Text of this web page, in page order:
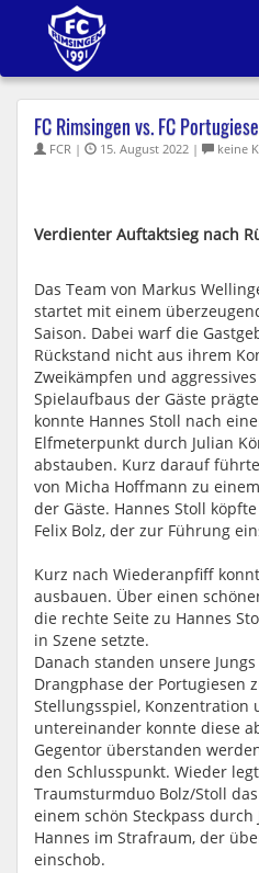
FC Rimsingen vs. FC
FCR | 15. August 2022 | keine
Verdienter Auftaktsieg nach
Das Team von Markus
startet mit einem
Saison. Dabei warf die
Rückstand nicht aus ihrem
Zweikämpfen und
Spielaufbaus der Gäste
konnte Hannes Stoll nach
Elfmeterpunkt durch Julian
abstauben. Kurz darauf
von Micha Hoffmann zu
der Gäste. Hannes Stoll
Felix Bolz, der zur Führung
Kurz nach Wiederanpfiff
ausbauen. Über einen
die rechte Seite zu Hannes
in Szene setzte.
Danach standen unsere
Drangphase der Portugiesen
Stellungsspiel, Konzentration
untereinander konnte diese
Gegentor überstanden
den Schlusspunkt. Wieder
Traumsturmduo Bolz/Stoll
einem schön Steckpass
Hannes im Strafraum, der
einschob.